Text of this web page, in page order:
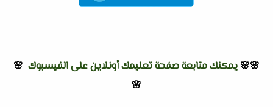
🌸🌸 يمكنك متابعة صفحة تعليمك أونلاين على الفيسبوك 🌸
🌸